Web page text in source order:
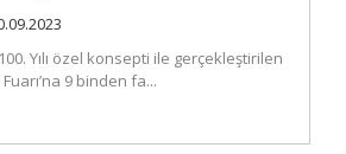
Yılı özel konsepti ile gerçekleştirilen
9 binden fa...